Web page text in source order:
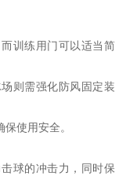
训练用门可以适当简
则需强化防风固定装
使用安全。
球的冲击力，同时保